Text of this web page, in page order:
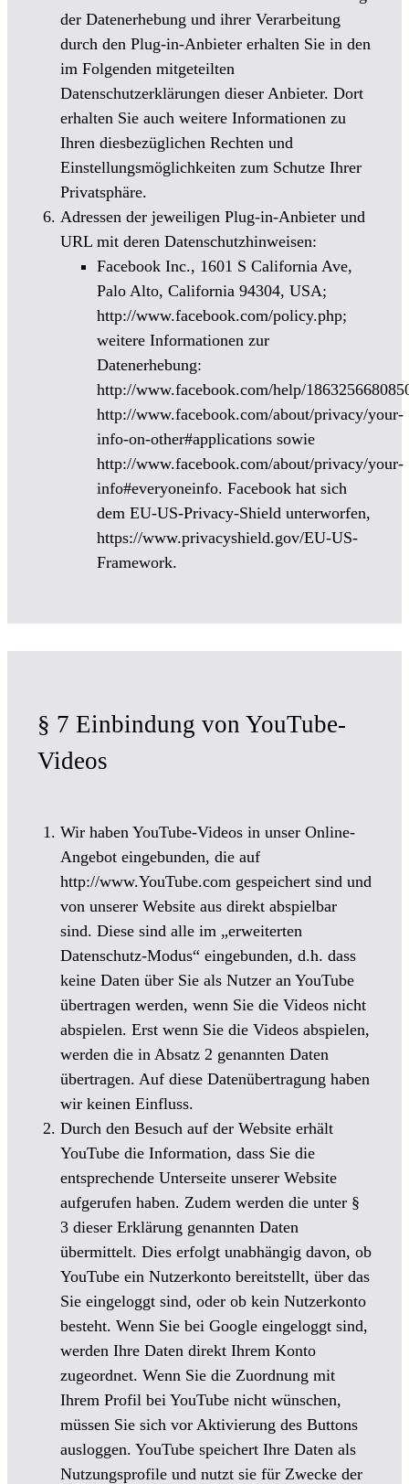
der Datenerhebung und ihrer Verarbeitung
durch den Plug-in-Anbieter erhalten Sie in den
im Folgenden mitgeteilten
Datenschutzerklärungen dieser Anbieter. Dort
erhalten Sie auch weitere Informationen zu
Ihren diesbezüglichen Rechten und
Einstellungsmöglichkeiten zum Schutze Ihrer
Privatsphäre.
Adressen der jeweiligen Plug-in-Anbieter und
URL mit deren Datenschutzhinweisen:
Facebook Inc., 1601 S California Ave,
Palo Alto, California 94304, USA;
http://www.facebook.com/policy.php;
weitere Informationen zur
Datenerhebung:
http://www.facebook.com/help/
http://www.facebook.com/about/privacy/your-
info-on-other#applications sowie
http://www.facebook.com/about/privacy/your-
info#everyoneinfo. Facebook hat sich
dem EU-US-Privacy-Shield unterworfen,
https://www.privacyshield.gov/EU-US-
Framework.
§ 7 Einbindung von YouTube-
Videos
Wir haben YouTube-Videos in unser Online-
Angebot eingebunden, die auf
http://www.YouTube.com gespeichert sind und
von unserer Website aus direkt abspielbar
sind. Diese sind alle im „erweiterten
Datenschutz-Modus“ eingebunden, d.h. dass
keine Daten über Sie als Nutzer an YouTube
übertragen werden, wenn Sie die Videos nicht
abspielen. Erst wenn Sie die Videos abspielen,
werden die in Absatz 2 genannten Daten
übertragen. Auf diese Datenübertragung haben
wir keinen Einfluss.
Durch den Besuch auf der Website erhält
YouTube die Information, dass Sie die
entsprechende Unterseite unserer Website
aufgerufen haben. Zudem werden die unter §
3 dieser Erklärung genannten Daten
übermittelt. Dies erfolgt unabhängig davon, ob
YouTube ein Nutzerkonto bereitstellt, über das
Sie eingeloggt sind, oder ob kein Nutzerkonto
besteht. Wenn Sie bei Google eingeloggt sind,
werden Ihre Daten direkt Ihrem Konto
zugeordnet. Wenn Sie die Zuordnung mit
Ihrem Profil bei YouTube nicht wünschen,
müssen Sie sich vor Aktivierung des Buttons
ausloggen. YouTube speichert Ihre Daten als
Nutzungsprofile und nutzt sie für Zwecke der